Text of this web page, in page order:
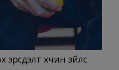
хүчин зүйлс